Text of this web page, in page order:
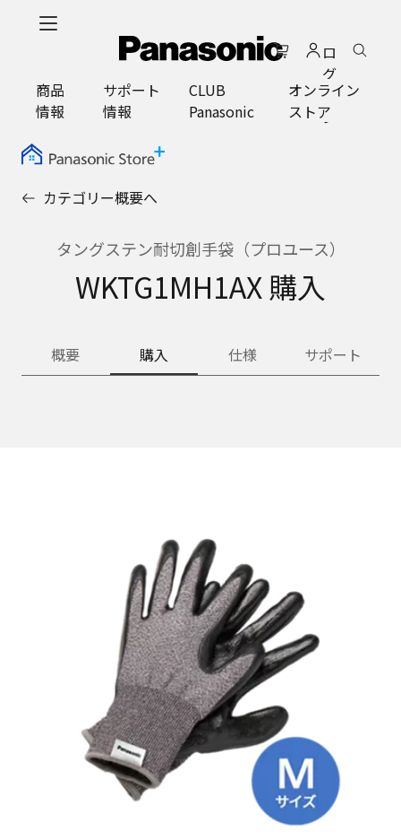
ロ
グ
イ
ン
商品
情報
サポート
情報
CLUB
Panasonic
オンライン
ストア
カテゴリー概要へ
タングステン耐切創手袋（プロユース）
WKTG1MH1AX 購入
概要 購入 仕様 サポート